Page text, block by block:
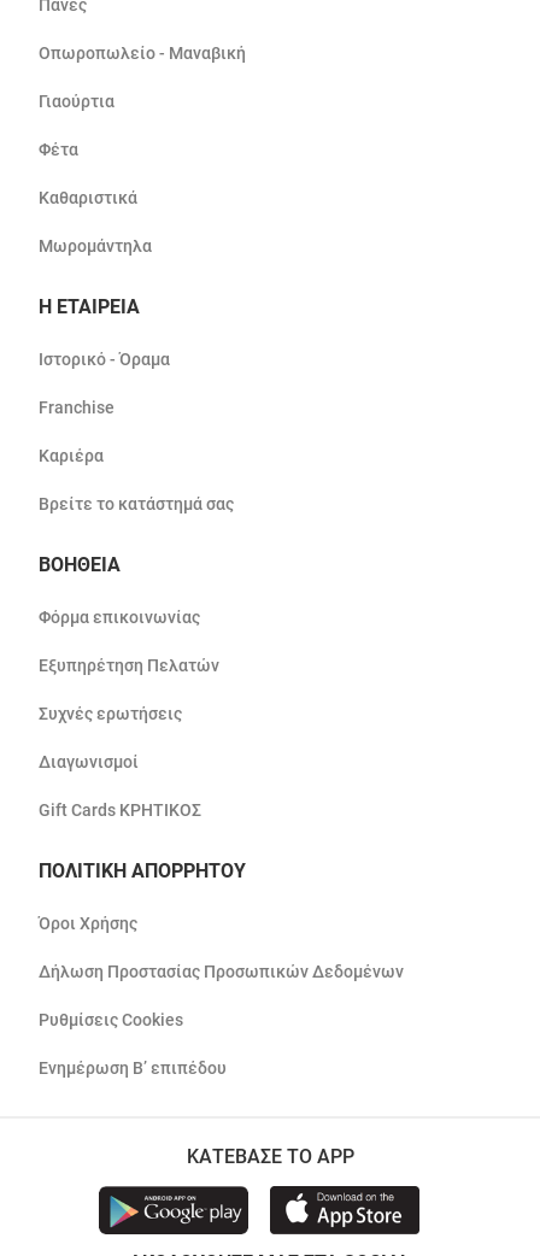
Πάνες
Οπωροπωλείο - Μαναβική
Γιαούρτια
Φέτα
Καθαριστικά
Μωρομάντηλα
Η ΕΤΑΙΡΕΙΑ
Ιστορικό - Όραμα
Franchise
Καριέρα
Βρείτε το κατάστημά σας
ΒΟΗΘΕΙΑ
Φόρμα επικοινωνίας
Εξυπηρέτηση Πελατών
Συχνές ερωτήσεις
Διαγωνισμοί
Gift Cards ΚΡΗΤΙΚΟΣ
ΠΟΛΙΤΙΚΗ ΑΠΟΡΡΗΤΟΥ
Όροι Χρήσης
Δήλωση Προστασίας Προσωπικών Δεδομένων
Ρυθμίσεις Cookies
Ενημέρωση Β’ επιπέδου
ΚΑΤΕΒΑΣΕ ΤΟ APP